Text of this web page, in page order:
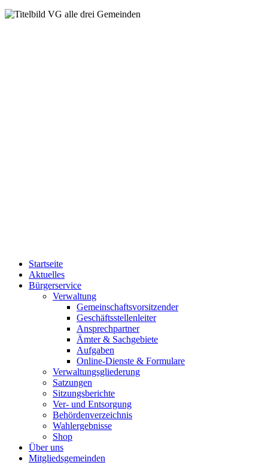
Startseite
Aktuelles
Bürgerservice
Verwaltung
Gemeinschaftsvorsitzender
Geschäftsstellenleiter
Ansprechpartner
Ämter & Sachgebiete
Aufgaben
Online-Dienste & Formulare
Verwaltungsgliederung
Satzungen
Sitzungsberichte
Ver- und Entsorgung
Behördenverzeichnis
Wahlergebnisse
Shop
Über uns
Mitgliedsgemeinden